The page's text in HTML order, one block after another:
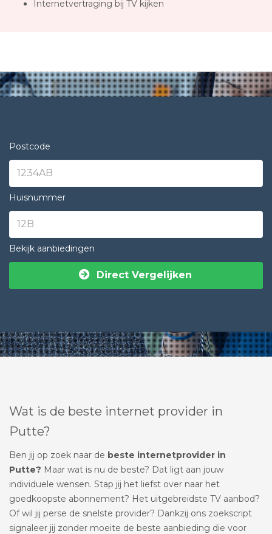
Internetvertraging bij TV kijken
Postcode
Huisnummer
Bekijk aanbiedingen
Direct Vergelijken
Wat is de beste internet provider in
Putte?
Ben jij op zoek naar de beste internetprovider in
Putte? Maar wat is nu de beste? Dat ligt aan jouw
individuele wensen. Stap jij het liefst over naar het
goedkoopste abonnement? Het uitgebreidste TV aanbod?
Of wil jij perse de snelste provider? Dankzij ons zoekscript
signaleer jij zonder moeite de beste aanbieding die voor